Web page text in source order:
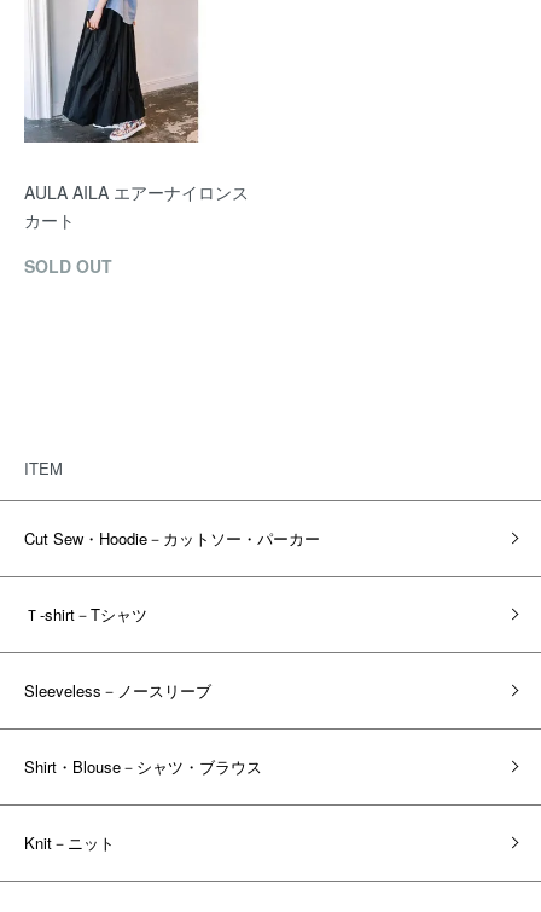
AULA AILA エアーナイロンス
カート
SOLD OUT
ITEM
Cut Sew・Hoodie－カットソー・パーカー
Ｔ-shirt－Tシャツ
Sleeveless－ノースリーブ
Shirt・Blouse－シャツ・ブラウス
Knit－ニット